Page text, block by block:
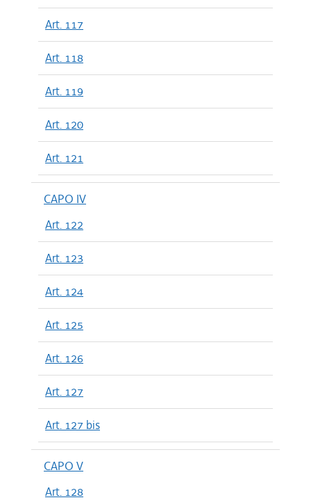
Art. 117
Art. 118
Art. 119
Art. 120
Art. 121
CAPO IV
Art. 122
Art. 123
Art. 124
Art. 125
Art. 126
Art. 127
Art. 127 bis
CAPO V
Art. 128